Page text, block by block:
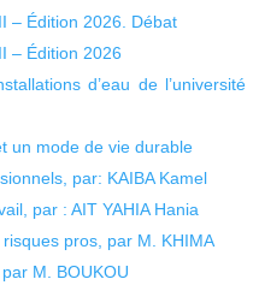
– Édition 2026. Débat
– Édition 2026
d’eau de l’université
un mode de vie durable
par: KAIBA Kamel
par : AIT YAHIA Hania
pros, par M. KHIMA
M. BOUKOU